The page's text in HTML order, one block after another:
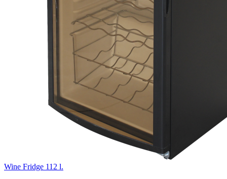
Wine Fridge 112 l.